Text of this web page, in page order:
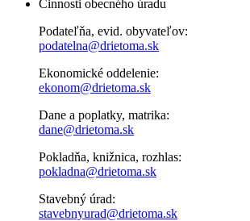
Činnosti obecného úradu
Podateľňa, evid. obyvateľov:
podatelna@drietoma.sk
Ekonomické oddelenie:
ekonom@drietoma.sk
Dane a poplatky, matrika:
dane@drietoma.sk
Pokladňa, knižnica, rozhlas:
pokladna@drietoma.sk
Stavebný úrad:
stavebnyurad@drietoma.sk